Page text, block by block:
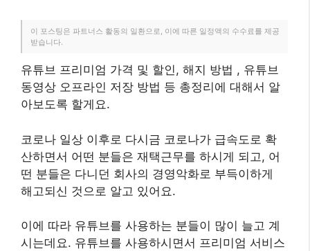
이 포스팅은 파트너스 활동의 일환으로, 이에 따른 일정액의 수수료를 제공
받습니다.
유튜브 프리미엄 가격 및 할인, 해지 방법 , 유튜브
동영상 오프라인 저장 방법 등 총정리에 대해서 알
아보도록 할게요.
코로나 일상 이후로 다시금 코로나가 급속도로 확
산하면서 어떤 분들은 재택근무를 하시게 되고, 어
떤 분들은 다니던 회사의 경영악화로 부득이하게
해고되신 것으로 알고 있어요.
이에 따라 유튜브를 사용하는 분들이 많이 늘고 계
시는데요. 유튜브를 사용하시면서 프리미엄 서비스